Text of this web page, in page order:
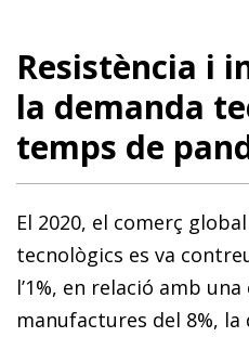
Resistència i
la demanda
temps de
El 2020, el comerç
tecnològics es va
l’1%, en relació amb
manufactures del 8%,